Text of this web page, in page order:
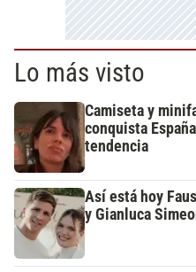
Lo más visto
Camiseta y
conquista
tendencia
Así está hoy
y Gianluca